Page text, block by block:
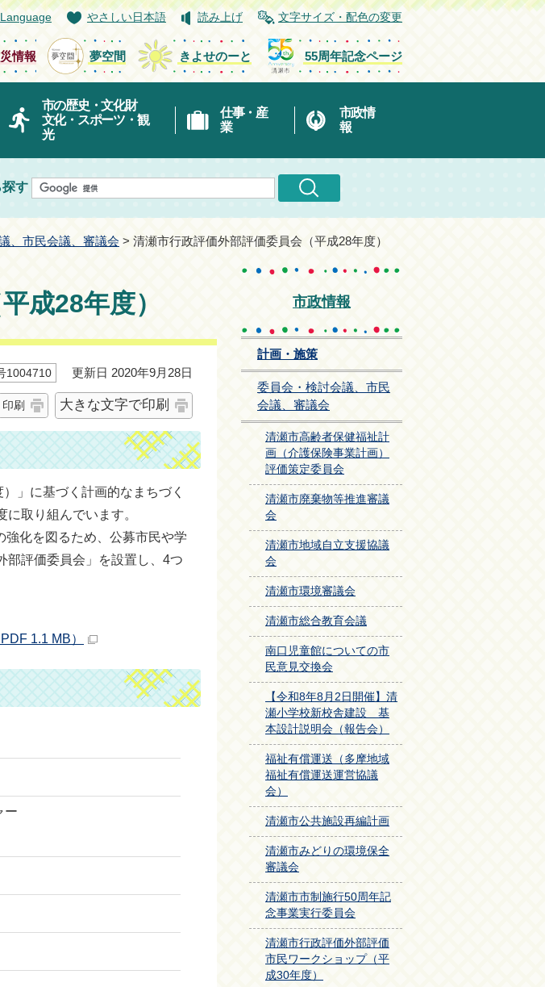
Language やさしい日本語 読み上げ 文字サイズ・配色の変更
情報 夢空間 きよせのーと 55周年記念ページ
市の歴史・文化財
文化・スポーツ・観
光
仕事・産
業
市政情
報
探す
、市民会議、審議会 > 清瀬市行政評価外部評価委員会（平成28年度）
成28年度）
1004710 更新日 2020年9月28日
印刷 大きな文字で印刷
」に基づく計画的なまちづく
取り組んでいます。
化を図るため、公募市民や学
部評価委員会」を設置し、4つ
1.1 MB）
ー
市政情報
計画・施策
委員会・検討会議、市民
会議、審議会
清瀬市高齢者保健福祉計
画（介護保険事業計画）
評価策定委員会
清瀬市廃棄物等推進審議
会
清瀬市地域自立支援協議
会
清瀬市環境審議会
清瀬市総合教育会議
南口児童館についての市
民意見交換会
【令和8年8月2日開催】清
瀬小学校新校舎建設 基
本設計説明会（報告会）
福祉有償運送（多摩地域
福祉有償運送運営協議
会）
清瀬市公共施設再編計画
清瀬市みどりの環境保全
審議会
清瀬市市制施行50周年記
念事業実行委員会
清瀬市行政評価外部評価
市民ワークショップ（平
成30年度）